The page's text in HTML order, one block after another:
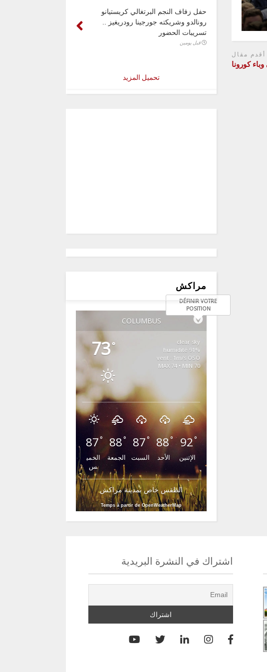
أقدم مقال
كورونا
حفل زفاف النجم البرتغالي كريستيانو
رونالدو وشريكته جورجينا رودريغيز ..
تسريبات الحضور
قبل يومين
تحميل المزيد
مراكش
COLUMBUS
DÉFINIR VOTRE
POSITION
73°
clear sky
91% humidité
vent : 1m/s OSO
MAX 74 • MIN 70
87°
الخمي
س
88°
الجمعة
87°
السبت
88°
الأحد
92°
الإثنين
الطقس خاص بمدينة مراكش
Temps à partir de OpenWeatherMap
اشتراك في النشرة البريدية